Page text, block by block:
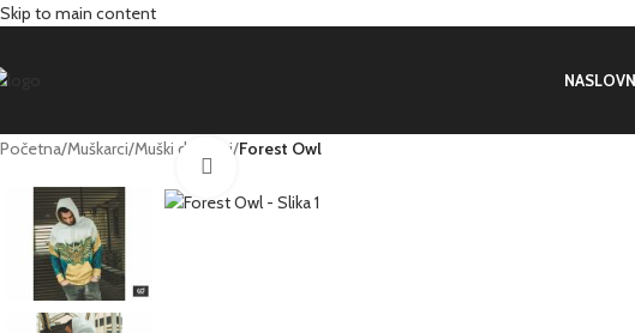
Skip to main content
Početna/Muškarci/Muški duksevi/Forest Owl